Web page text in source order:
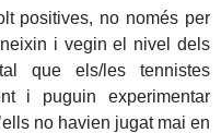
positives, no només per
i vegin el nivel dels
que els/les tennistes
i puguin experimentar
no havien jugat mai en